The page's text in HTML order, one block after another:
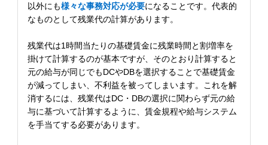
以外にも様々な事務対応が必要になることです。代表的
なものとして残業代の計算があります。
残業代は1時間当たりの基礎賃金に残業時間と割増率を
掛けて計算するのが基本ですが、そのとおり計算すると
元の給与が同じでもDCやDBを選択することで基礎賃金
が減ってしまい、不利益を被ってしまいます。これを解
消するには、残業代はDC・DBの選択に関わらず元の給
与に基づいて計算するように、賃金規程や給与システム
を手当てする必要があります。